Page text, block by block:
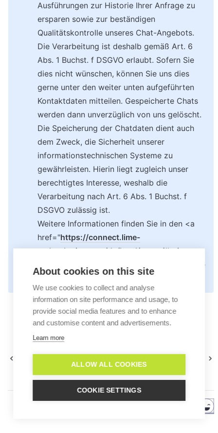
Ausführungen zur Historie Ihrer Anfrage zu
ersparen sowie zur beständigen
Qualitätskontrolle unseres Chat-Angebots.
Die Verarbeitung ist deshalb gemäß Art. 6
Abs. 1 Buchst. f DSGVO erlaubt. Sofern Sie
dies nicht wünschen, können Sie uns dies
gerne unter den weiter unten aufgeführten
Kontaktdaten mitteilen. Gespeicherte Chats
werden dann unverzüglich von uns gelöscht.
Die Speicherung der Chatdaten dient auch
dem Zweck, die Sicherheit unserer
informationstechnischen Systeme zu
gewährleisten. Hierin liegt zugleich unser
berechtigtes Interesse, weshalb die
Verarbeitung nach Art. 6 Abs. 1 Buchst. f
DSGVO zulässig ist.
Weitere Informationen finden Sie in den <a
href="https://connect.lime-
technologies.com/de/legal/terms/#privacy-
">Datenschutzbestimmungen der Lime
Information zur
Namensänderung
Verwendet Lime Connect
Cookies und falls ja, wofür?
About cookies on this site
We use cookies to collect and analyse
information on site performance and usage, to
provide social media features and to enhance
and customise content and advertisements.
Learn more
ALLOW ALL COOKIES
COOKIE SETTINGS